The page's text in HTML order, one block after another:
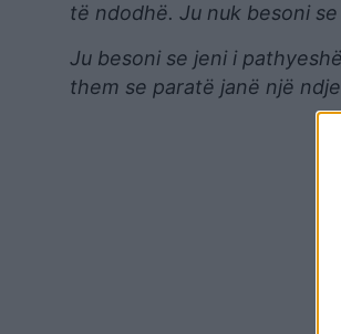
të ndodhë. Ju nuk besoni
Ju besoni se jeni i
them se paratë janë një